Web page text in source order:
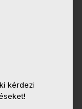
kérdezi